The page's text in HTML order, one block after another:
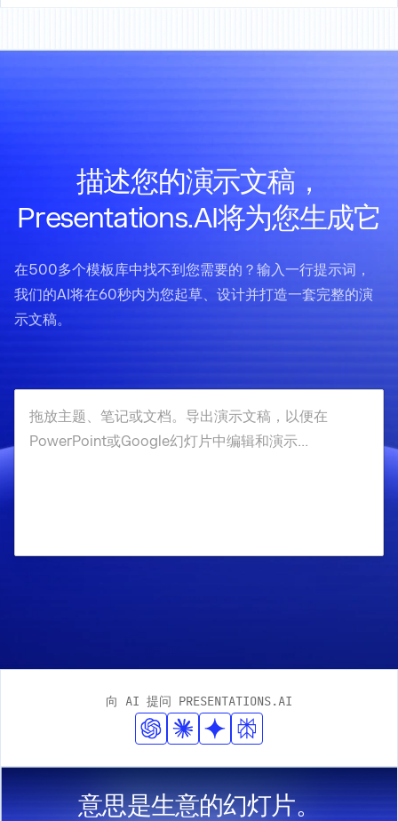
描述您的演示文稿，
Presentations.AI将为您生成它
在500多个模板库中找不到您需要的？输入一行提示词，
我们的AI将在60秒内为您起草、设计并打造一套完整的演
示文稿。
向 AI 提问 PRESENTATIONS.AI
意思是生意的幻灯片。